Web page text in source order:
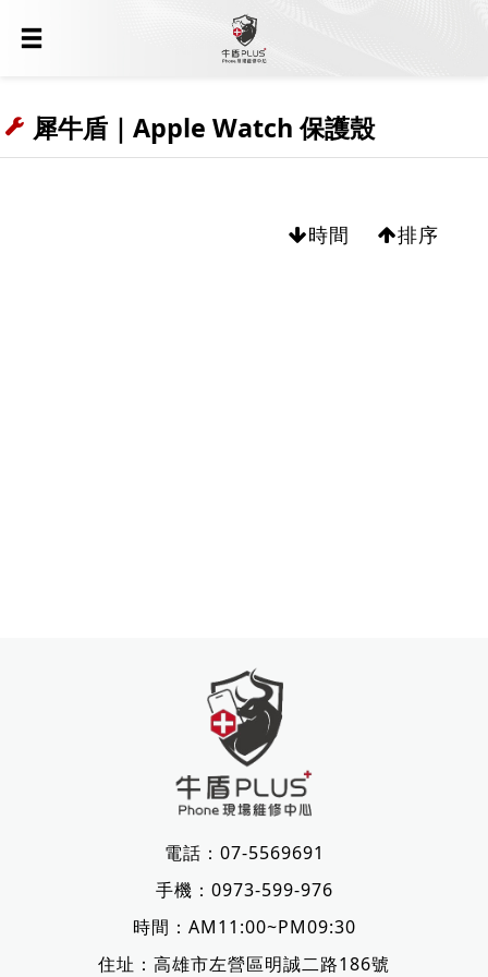
犀牛盾｜Apple Watch 保護殼
時間 排序
電話： 07-5569691
手機： 0973-599-976
時間：AM11:00~PM09:30
住址： 高雄市左營區明誠二路186號